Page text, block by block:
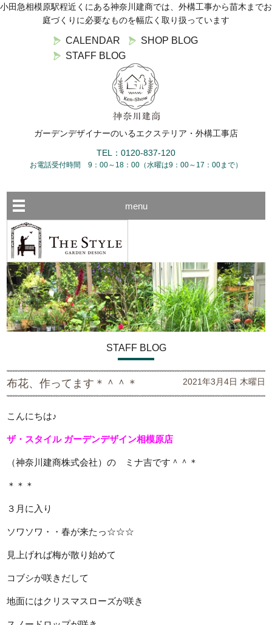
小田急相模原駅程近くにある神奈川建商では、外構工事から苗木までお
庭づくりに必要なものを幅広く取り扱っています
CALENDAR
SHOP BLOG
STAFF BLOG
ガーデンデザイナーのいるエクステリア・外構工事店
TEL：0120-837-120
お電話受付時間 9：00～18：00（水曜は9：00～17：00まで）
menu
STAFF BLOG
布花、作ってます＊＾＾＊ 2021年3月4日 木曜日
こんにちは♪
ザ・スタイル ガーデンデザイン相模原店
（神奈川建商株式会社）の ミナ吉です＾＾＊
＊＊＊
３月に入り
ソワソワ・・春が来たっ☆☆☆
見上げれば梅が散り始めて
コブシが咲きだして
地面にはクリスマスローズが咲き